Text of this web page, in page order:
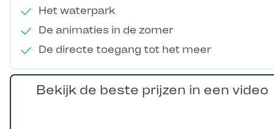
Het waterpark
De animaties in de zomer
De directe toegang tot het meer
Bekijk de beste prijzen in een video